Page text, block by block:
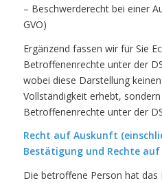
– Beschwerderecht bei einer
GVO)
Ergänzend fassen wir für Sie
Betroffenenrechte unter der
wobei diese Darstellung
Vollständigkeit erhebt,
Betroffenenrechte unter der
Recht auf Auskunft
Bestätigung und Rechte
Die betroffene Person hat das